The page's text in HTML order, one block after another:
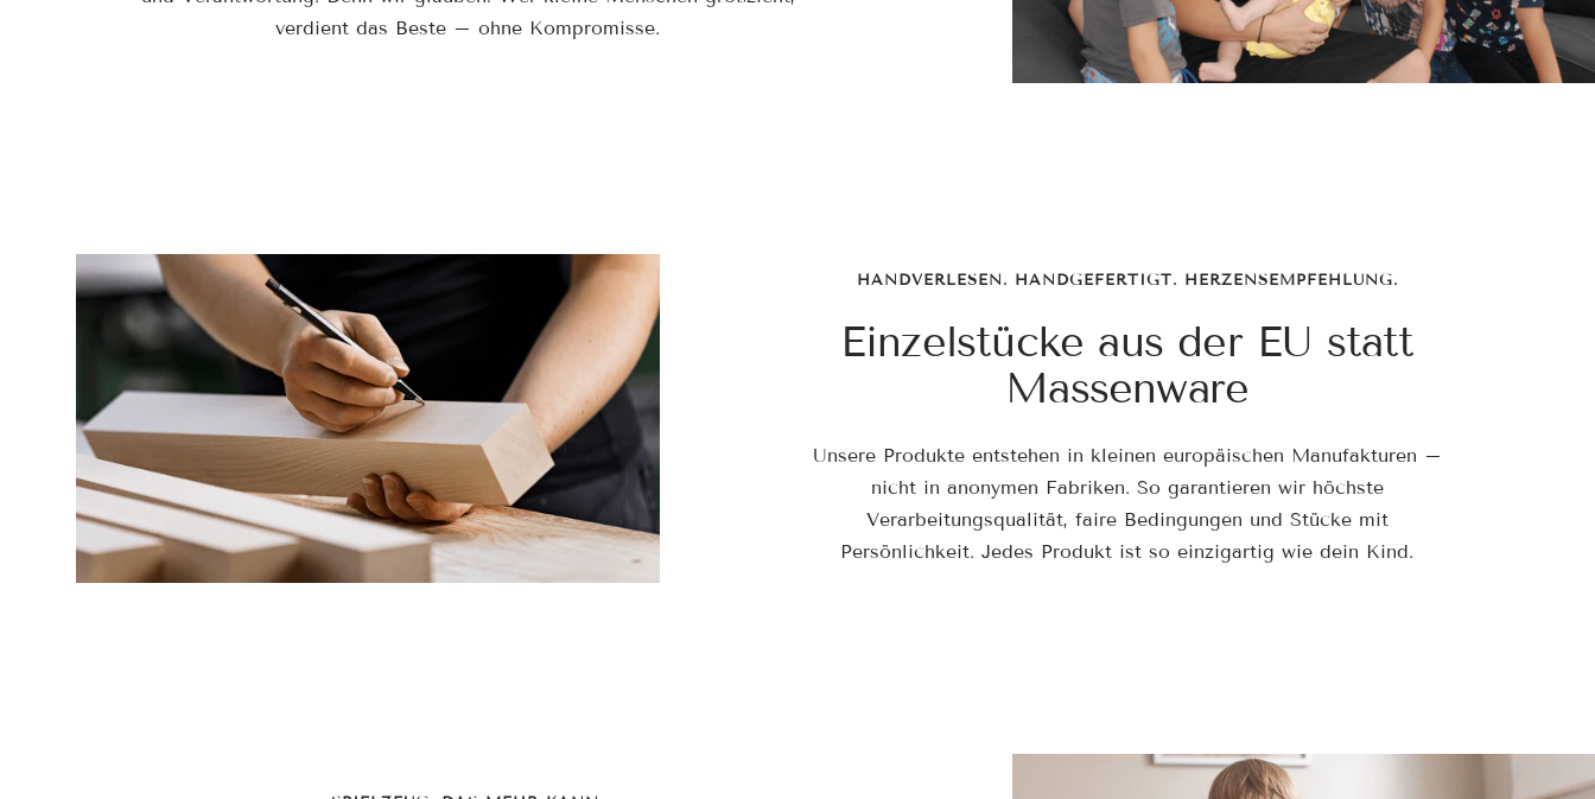
verdient das Beste – ohne Kompromisse.
HANDVERLESEN. HANDGEFERTIGT. HERZENSEMPFEHLUNG.
Einzelstücke aus der EU statt
Massenware
Unsere Produkte entstehen in kleinen europäischen Manufakturen –
nicht in anonymen Fabriken. So garantieren wir höchste
Verarbeitungsqualität, faire Bedingungen und Stücke mit
Persönlichkeit. Jedes Produkt ist so einzigartig wie dein Kind.